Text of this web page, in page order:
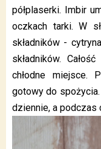
półplaserki. Imbir
oczkach tarki. W
składników -
składników.
chłodne miejsce.
gotowy do
dziennie, a podczas